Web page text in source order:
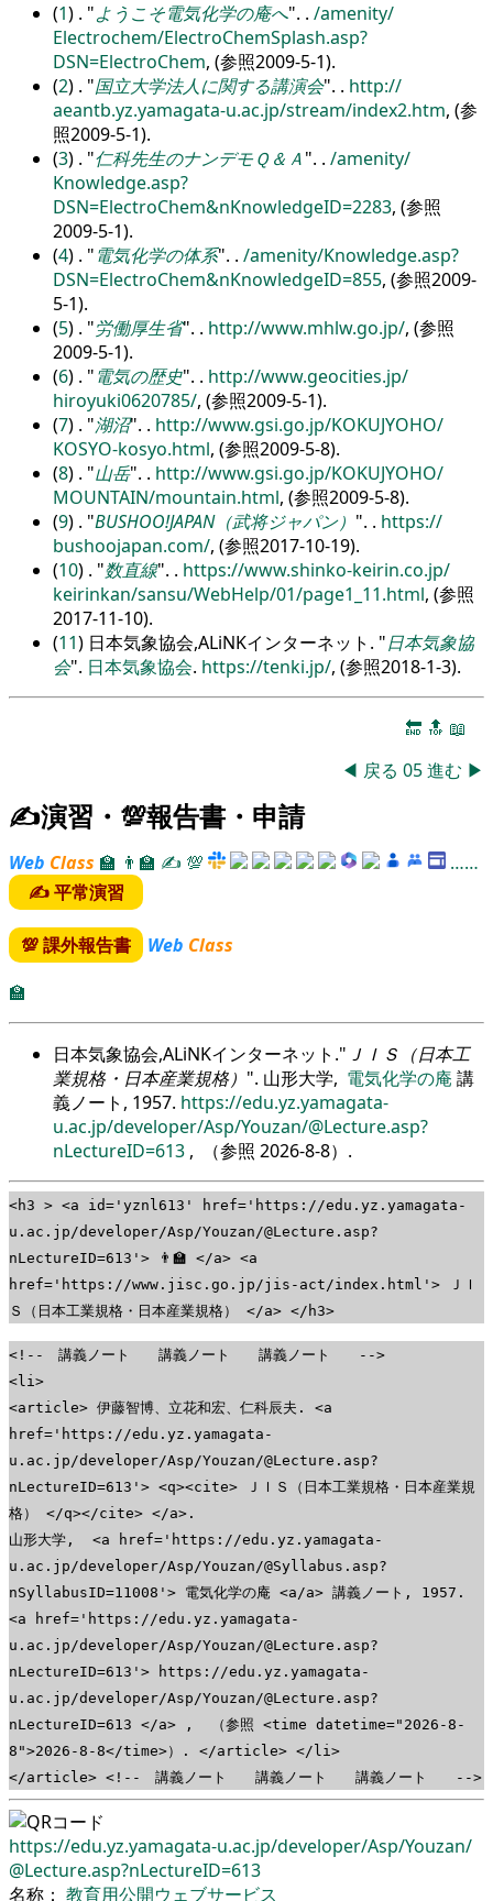
(1) . ようこそ電気化学の庵へ . . /amenity/
Electrochem/ElectroChemSplash.asp?
DSN=ElectroChem, (参照2009-5-1).
(2) . 国立大学法人に関する講演会 . . http://
aeantb.yz.yamagata-u.ac.jp/stream/index2.htm, (参
照2009-5-1).
(3) . 仁科先生のナンデモＱ＆Ａ . . /amenity/
Knowledge.asp?
DSN=ElectroChem&nKnowledgeID=2283, (参照
2009-5-1).
(4) . 電気化学の体系 . . /amenity/Knowledge.asp?
DSN=ElectroChem&nKnowledgeID=855, (参照2009-
5-1).
(5) . 労働厚生省 . . http://www.mhlw.go.jp/, (参照
2009-5-1).
(6) . 電気の歴史 . . http://www.geocities.jp/
hiroyuki0620785/, (参照2009-5-1).
(7) . 湖沼 . . http://www.gsi.go.jp/KOKUJYOHO/
KOSYO-kosyo.html, (参照2009-5-8).
(8) . 山岳 . . http://www.gsi.go.jp/KOKUJYOHO/
MOUNTAIN/mountain.html, (参照2009-5-8).
(9) . BUSHOO!JAPAN（武将ジャパン） . . https://
bushoojapan.com/, (参照2017-10-19).
(10) . 数直線 . . https://www.shinko-keirin.co.jp/
keirinkan/sansu/WebHelp/01/page1_11.html, (参照
2017-11-10).
(11) 日本気象協会,ALiNKインターネット.
日本気象協
会 . 日本気象協会. https://tenki.jp/, (参照2018-1-3).
🔚 🔝 📖
◀ 戻る 05進む ▶
✍演習・💯報告書・申請
Web Class 🏫 👨‍🏫 ✍ 💯
……
✍ 平常演習
💯 課外報告書 Web Class
🏫
日本気象協会,ALiNKインターネット. ＪＩＳ（日本工
業規格・日本産業規格）
. 山形大学, 電気化学の庵 講
義ノート, 1957. https://edu.yz.yamagata-
u.ac.jp/developer/Asp/Youzan/@Lecture.asp?
nLectureID=613 , （参照 2026-8-8）.
<h3 > <a id='yznl613' href='https://edu.yz.yamagata-
u.ac.jp/developer/Asp/Youzan/@Lecture.asp?
nLectureID=613'> 👨‍🏫 </a> <a
href='https://www.jisc.go.jp/jis-act/index.html'> ＪＩ
Ｓ（日本工業規格・日本産業規格） </a> </h3>
<!-- 講義ノート 講義ノート 講義ノート -->
<li>
<article> 伊藤智博、立花和宏、仁科辰夫. <a
href='https://edu.yz.yamagata-
u.ac.jp/developer/Asp/Youzan/@Lecture.asp?
nLectureID=613'> <q><cite> ＪＩＳ（日本工業規格・日本産業規
格） </q></cite> </a>.
山形大学, <a href='https://edu.yz.yamagata-
u.ac.jp/developer/Asp/Youzan/@Syllabus.asp?
nSyllabusID=11008'> 電気化学の庵 <a/a> 講義ノート, 1957.
<a href='https://edu.yz.yamagata-
u.ac.jp/developer/Asp/Youzan/@Lecture.asp?
nLectureID=613'> https://edu.yz.yamagata-
u.ac.jp/developer/Asp/Youzan/@Lecture.asp?
nLectureID=613 </a> , （参照 <time datetime="2026-8-
8">2026-8-8</time>）. </article> </li>
</article> <!-- 講義ノート 講義ノート 講義ノート -->
https://edu.yz.yamagata-u.ac.jp/developer/Asp/Youzan/
@Lecture.asp?nLectureID=613
名称： 教育用公開ウェブサービス